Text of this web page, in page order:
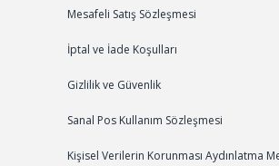
Mesafeli Satış Sözleşmesi
İptal ve İade Koşulları
Gizlilik ve Güvenlik
Sanal Pos Kullanım Sözleşmesi
Kişisel Verilerin Korunması Aydınlatma